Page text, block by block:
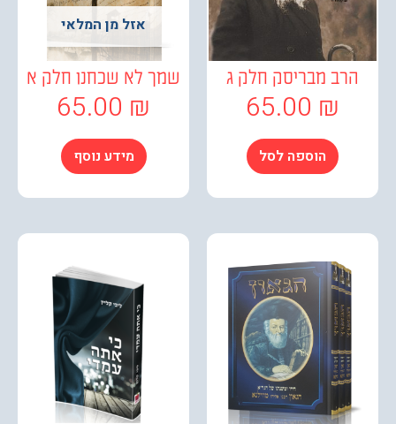
מבריסק חלק ג
65.00
הוספה לסל
אזל מן המלאי
שמך לא שכחנו חלק א
65.00
מידע נוסף